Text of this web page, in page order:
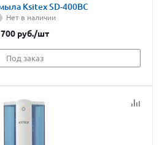
Дозатор мыла Ksitex SD-400BC
Нет в наличии
700 руб./шт
Под заказ